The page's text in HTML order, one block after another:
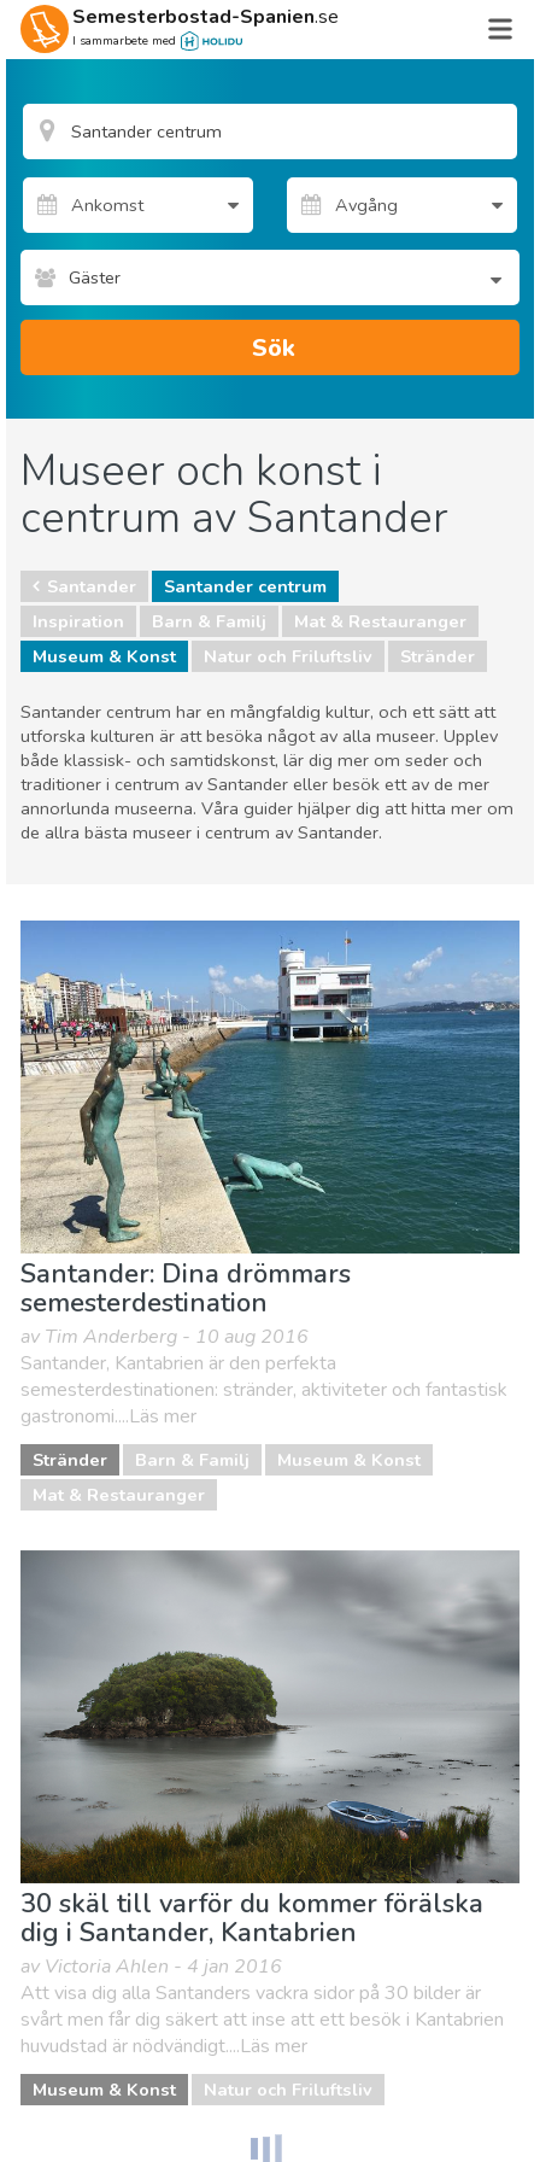
Semesterbostad-Spanien.se
I sammarbete med
Gäster
Sök
Museer och konst i
centrum av Santander
Santander
Santander centrum
Inspiration
Barn & Familj
Mat & Restauranger
Museum & Konst
Natur och Friluftsliv Stränder
Santander centrum har en mångfaldig kultur, och ett sätt att
utforska kulturen är att besöka något av alla museer. Upplev
både klassisk- och samtidskonst, lär dig mer om seder och
traditioner i centrum av Santander eller besök ett av de mer
annorlunda museerna. Våra guider hjälper dig att hitta mer om
de allra bästa museer i centrum av Santander.
Mat & Restauranger
Museum & Konst
Natur och Friluftsliv Stränder
Santander: Dina drömmars
semesterdestination
av Tim Anderberg - 10 aug 2016
Santander, Kantabrien är den perfekta
semesterdestinationen: stränder, aktiviteter och fantastisk
gastronomi....Läs mer
Stränder Barn & Familj
Museum & Konst
Mat & Restauranger
30 skäl till varför du kommer förälska
dig i Santander, Kantabrien
av Victoria Ahlen - 4 jan 2016
Att visa dig alla Santanders vackra sidor på 30 bilder är
svårt men får dig säkert att inse att ett besök i Kantabrien
huvudstad är nödvändigt....Läs mer
Museum & Konst Natur och Friluftsliv